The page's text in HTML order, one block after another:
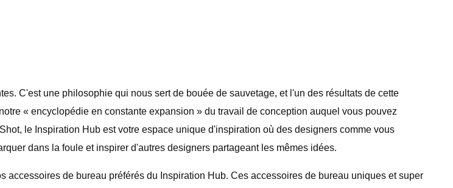
C'est une philosophie qui nous sert de bouée de sauvetage, et l'un des résultats de cette
« encyclopédie en constante expansion » du travail de conception auquel vous pouvez
le Inspiration Hub est votre espace unique d'inspiration où des designers comme vous
dans la foule et inspirer d'autres designers partageant les mêmes idées.
de bureau préférés du Inspiration Hub. Ces accessoires de bureau uniques et super